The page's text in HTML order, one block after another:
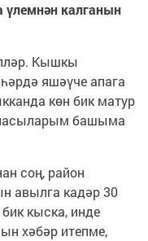
үлемнән калганын
Кышкы
яшәүче апага
көн бик матур
башыма
соң, район
авылга кадәр 30
кыска, инде
хәбәр итепме,